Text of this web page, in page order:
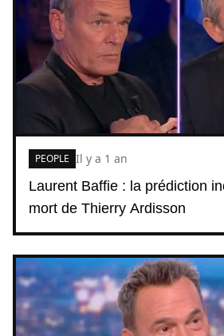
Laurent Baffie : la prédiction
mort de Thierry Ardisson
PEOPLE Il y a 1 an